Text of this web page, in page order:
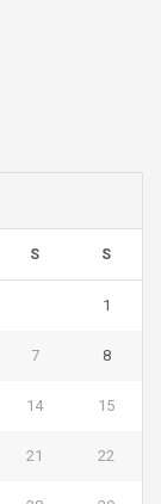
S S
1
7 8
14 15
21 22